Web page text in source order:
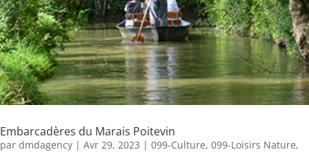
Embarcadères du Marais Poitevin
par dmdagency | Avr 29, 2023 | 099-Culture, 099-Loisirs Nature,